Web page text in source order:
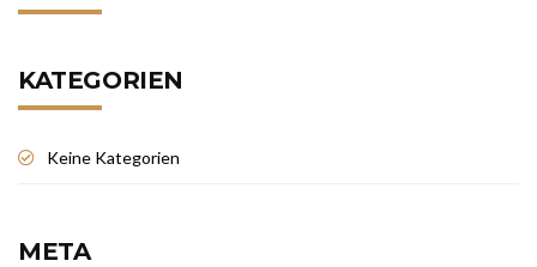
KATEGORIEN
Keine Kategorien
META